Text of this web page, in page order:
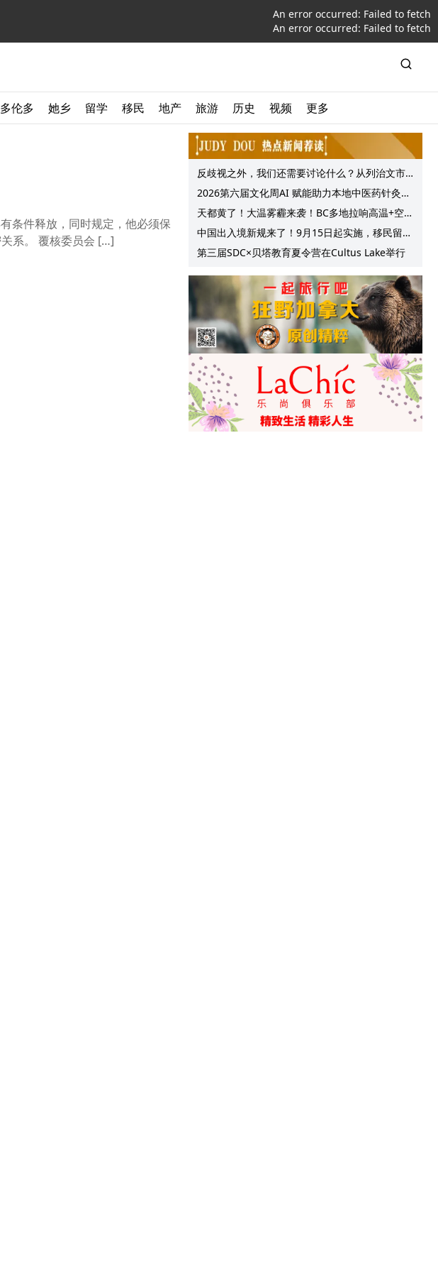
An error occurred: Failed to fetch
An error occurred: Failed to fetch
多伦多 她乡 留学 移民 地产 旅游 历史 视频 更多
条件释放，同时规定，他必须保
系。 覆核委员会 […]
反歧视之外，我们还需要讨论什么？从列治文市
议会一项动议谈起
2026第六届文化周AI 赋能助力本地中医药针灸服
务提质升级
天都黄了！大温雾霾来袭！BC多地拉响高温+空气
质量预警 最高可达35°C！
中国出入境新规来了！9月15日起实施，移民留学
中介迎来最强监管！
第三届SDC×贝塔教育夏令营在Cultus Lake举行